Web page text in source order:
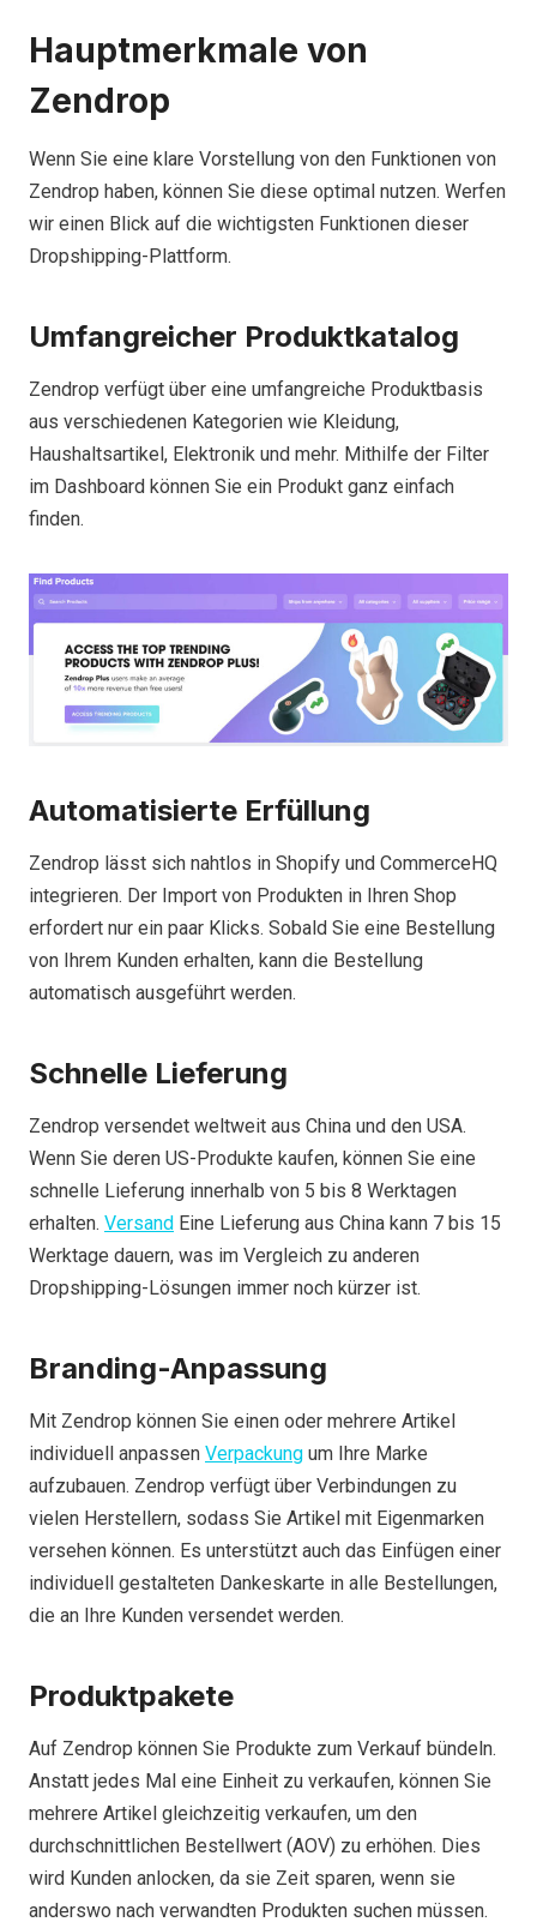
Hauptmerkmale von
Zendrop
Wenn Sie eine klare Vorstellung von den Funktionen von
Zendrop haben, können Sie diese optimal nutzen. Werfen
wir einen Blick auf die wichtigsten Funktionen dieser
Dropshipping-Plattform.
Umfangreicher Produktkatalog
Zendrop verfügt über eine umfangreiche Produktbasis
aus verschiedenen Kategorien wie Kleidung,
Haushaltsartikel, Elektronik und mehr. Mithilfe der Filter
im Dashboard können Sie ein Produkt ganz einfach
finden.
Automatisierte Erfüllung
Zendrop lässt sich nahtlos in Shopify und CommerceHQ
integrieren. Der Import von Produkten in Ihren Shop
erfordert nur ein paar Klicks. Sobald Sie eine Bestellung
von Ihrem Kunden erhalten, kann die Bestellung
automatisch ausgeführt werden.
Schnelle Lieferung
Zendrop versendet weltweit aus China und den USA.
Wenn Sie deren US-Produkte kaufen, können Sie eine
schnelle Lieferung innerhalb von 5 bis 8 Werktagen
erhalten. Versand Eine Lieferung aus China kann 7 bis 15
Werktage dauern, was im Vergleich zu anderen
Dropshipping-Lösungen immer noch kürzer ist.
Branding-Anpassung
Mit Zendrop können Sie einen oder mehrere Artikel
individuell anpassen Verpackung um Ihre Marke
aufzubauen. Zendrop verfügt über Verbindungen zu
vielen Herstellern, sodass Sie Artikel mit Eigenmarken
versehen können. Es unterstützt auch das Einfügen einer
individuell gestalteten Dankeskarte in alle Bestellungen,
die an Ihre Kunden versendet werden.
Produktpakete
Auf Zendrop können Sie Produkte zum Verkauf bündeln.
Anstatt jedes Mal eine Einheit zu verkaufen, können Sie
mehrere Artikel gleichzeitig verkaufen, um den
durchschnittlichen Bestellwert (AOV) zu erhöhen. Dies
wird Kunden anlocken, da sie Zeit sparen, wenn sie
anderswo nach verwandten Produkten suchen müssen.